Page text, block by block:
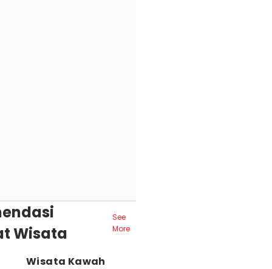
Wisata
See
More
Wisata Kawah